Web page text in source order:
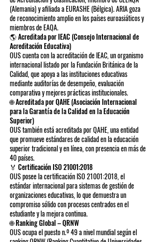
(Alemania) y afiliada a EURASHE (Bélgica). ARIA goza
de reconocimiento amplio en los países euroasiáticos y
miembros de EAQA.
🌎 Acreditada por IEAC (Consejo Internacional de
Acreditación Educativa)
OUS cuenta con la acreditación de IEAC, un organismo
internacional listado por la Fundación Británica de la
Calidad, que apoya a las instituciones educativas
mediante auditorías de desempeño, evaluación
comparativa y mejores prácticas institucionales.
🌐 Acreditada por QAHE (Asociación Internacional
para la Garantía de la Calidad en la Educación
Superior)
OUS también está acreditada por QAHE, una entidad
que promueve estándares de calidad en la educación
superior tradicional y en línea, con presencia en más de
40 países.
🏅 Certificación ISO 21001:2018
OUS posee la certificación ISO 21001:2018, el
estándar internacional para sistemas de gestión de
organizaciones educativas, lo que demuestra un
compromiso sólido con procesos centrados en el
estudiante y la mejora continua.
🌐 Ranking Global – QRNW
OUS ocupa el puesto n.º 49 a nivel mundial según el